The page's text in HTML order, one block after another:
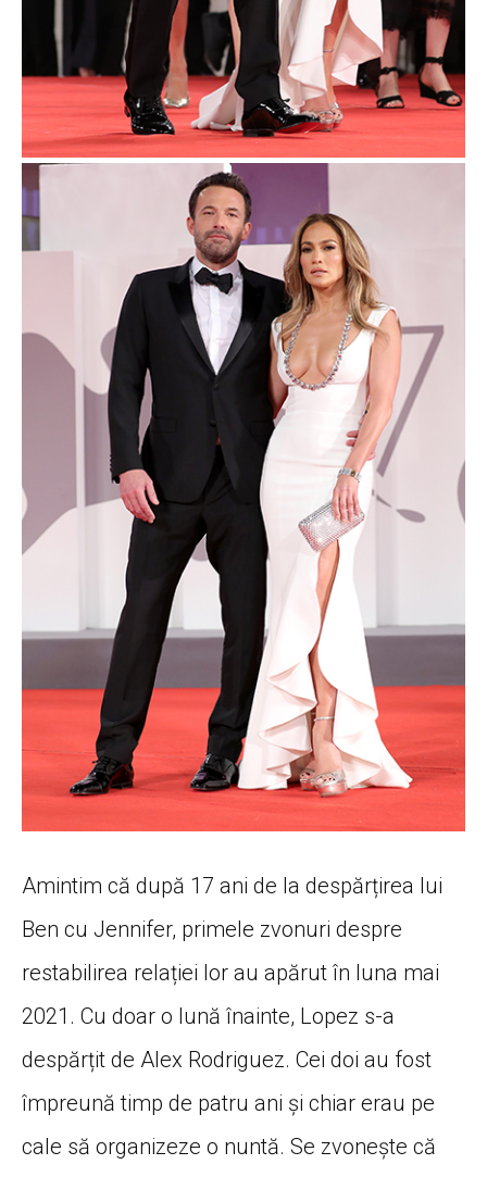
Amintim că după 17 ani de la despărțirea lui
Ben cu Jennifer, primele zvonuri despre
restabilirea relației lor au apărut în luna mai
2021. Cu doar o lună înainte, Lopez s-a
despărțit de Alex Rodriguez. Cei doi au fost
împreună timp de patru ani și chiar erau pe
cale să organizeze o nuntă. Se zvonește că